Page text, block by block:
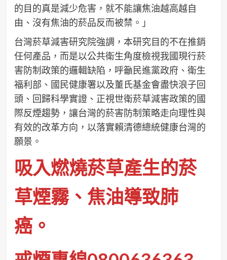
的目的真是減少危害，就不能讓焦油越高越自
由、沒有焦油的菸品反而被禁。」
台灣菸草減害研究院強調，本研究目的不在推銷
任何產品，而是以公共衛生角度檢視我國現行菸
害防制政策的邏輯缺陷，呼籲民進黨政府、衛生
福利部、國民健康署以及董氏基金會盡快浪子回
頭、回歸科學實證、正視世衛菸草減害政策的國
際反煙趨勢，讓台灣的菸害防制策略走向理性與
有效的改革方向，以落實賴清德總統健康台灣的
願景。
吸入燃燒菸草產生的菸
草煙霧、焦油導致肺
癌。